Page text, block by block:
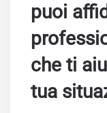
puoi
che ti
tua